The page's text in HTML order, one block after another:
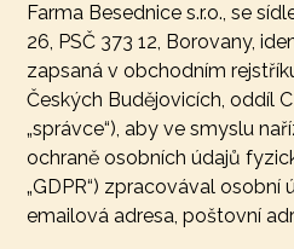
Farma Besednice s.r.o., se
26, PSČ 373 12, Borovany,
zapsaná v obchodním
Českých Budějovicích, oddíl
„správce“), aby ve smyslu
ochraně osobních údajů
„GDPR“) zpracovával osobní
emailová adresa, poštovní